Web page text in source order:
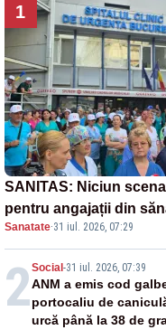
1
SANITAS: Niciun
pentru angajații din
proiectul Legii salarizării
Sanatate·31 iul. 2026, 07:29
2Social -31 iul. 2026, 07:39
ANM a emis cod
portocaliu de
urcă până la 38 de